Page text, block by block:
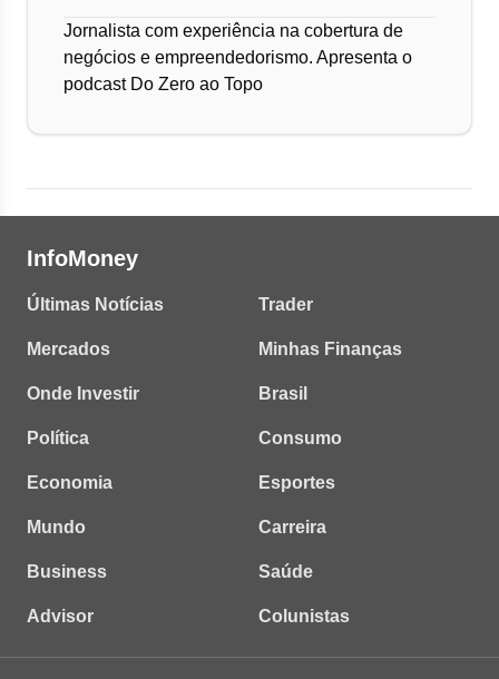
Jornalista com experiência na cobertura de
negócios e empreendedorismo. Apresenta o
podcast Do Zero ao Topo
InfoMoney
Últimas Notícias
Mercados
Onde Investir
Política
Economia
Mundo
Business
Advisor
Trader
Minhas Finanças
Brasil
Consumo
Esportes
Carreira
Saúde
Colunistas